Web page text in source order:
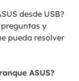
desde USB?
y
pueda resolver
ASUS?